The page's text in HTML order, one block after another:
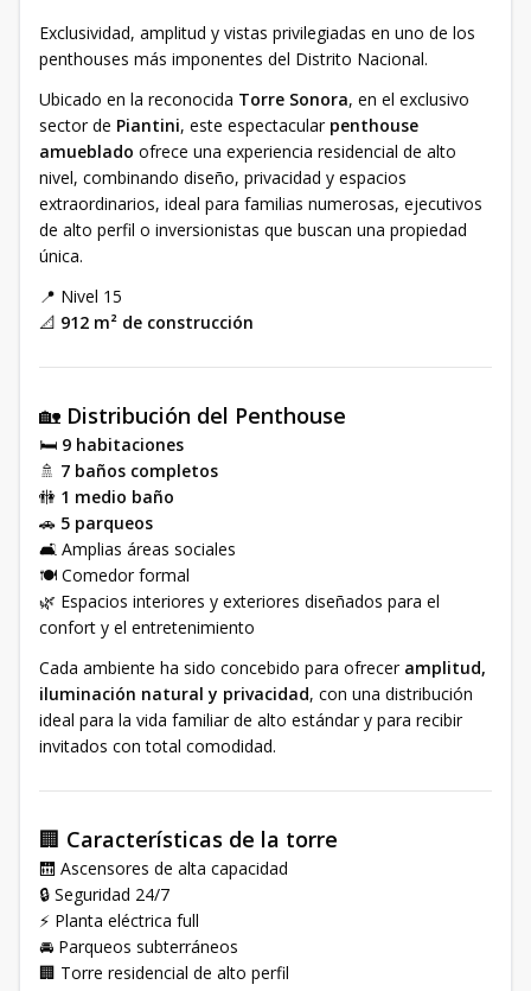
Exclusividad, amplitud y vistas privilegiadas en uno de los
penthouses más imponentes del Distrito Nacional.
Ubicado en la reconocida Torre Sonora, en el exclusivo
sector de Piantini, este espectacular penthouse
amueblado ofrece una experiencia residencial de alto
nivel, combinando diseño, privacidad y espacios
extraordinarios, ideal para familias numerosas, ejecutivos
de alto perfil o inversionistas que buscan una propiedad
única.
📍 Nivel 15
📐 912 m² de construcción
🏡 Distribución del Penthouse
🛏️ 9 habitaciones
🚿 7 baños completos
🚻 1 medio baño
🚗 5 parqueos
🛋️ Amplias áreas sociales
🍽️ Comedor formal
🌿 Espacios interiores y exteriores diseñados para el
confort y el entretenimiento
Cada ambiente ha sido concebido para ofrecer amplitud,
iluminación natural y privacidad, con una distribución
ideal para la vida familiar de alto estándar y para recibir
invitados con total comodidad.
🏢 Características de la torre
🛗 Ascensores de alta capacidad
🔒 Seguridad 24/7
⚡ Planta eléctrica full
🚘 Parqueos subterráneos
🏢 Torre residencial de alto perfil